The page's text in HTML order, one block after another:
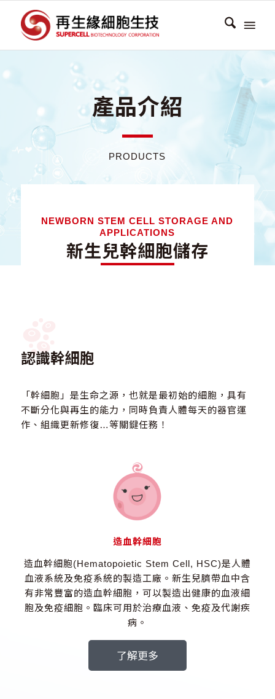
產品介紹
PRODUCTS
NEWBORN STEM CELL STORAGE AND
APPLICATIONS
新生兒幹細胞儲存
認識幹細胞
「幹細胞」是生命之源，也就是最初始的細胞，具有
不斷分化與再生的能力，同時負責人體每天的器官運
作、組織更新修復…等關鍵任務！
造血幹細胞
造血幹細胞(Hematopoietic Stem Cell, HSC)是人體
血液系統及免疫系統的製造工廠。新生兒臍帶血中含
有非常豐富的造血幹細胞，可以製造出健康的血液細
胞及免疫細胞。臨床可用於治療血液、免疫及代謝疾
病。
了解更多